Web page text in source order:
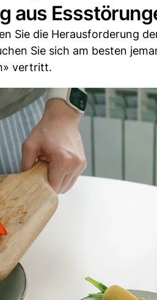
aus
Sie die Herausforderung
Sie sich am besten
vertritt.